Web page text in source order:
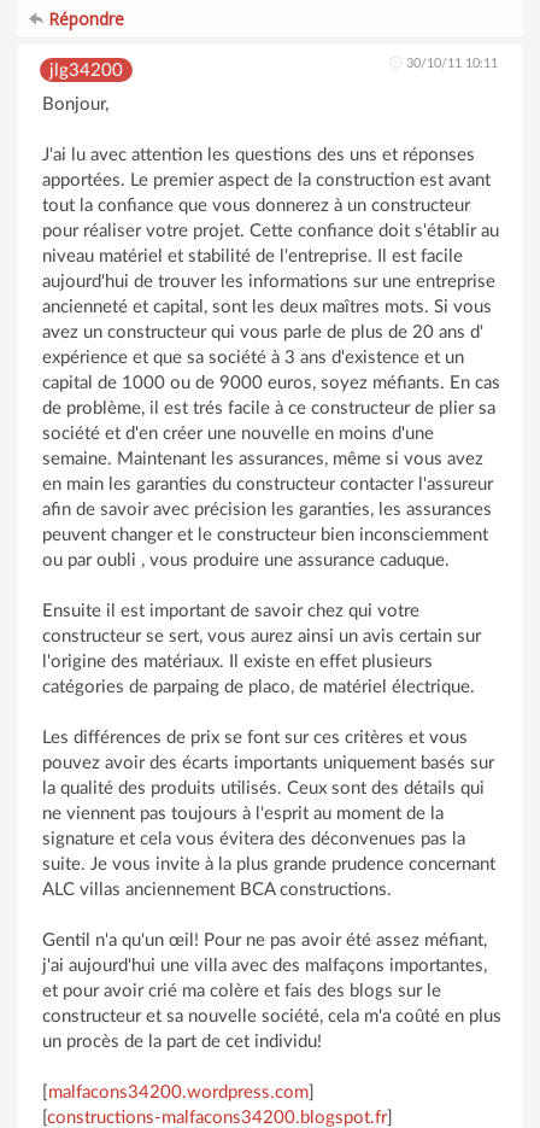
Répondre
jlg34200 30/10/11 10:11
Bonjour,
J'ai lu avec attention les questions des uns et réponses
apportées. Le premier aspect de la construction est avant
tout la confiance que vous donnerez à un constructeur
pour réaliser votre projet. Cette confiance doit s'établir au
niveau matériel et stabilité de l'entreprise. Il est facile
aujourd'hui de trouver les informations sur une entreprise
ancienneté et capital, sont les deux maîtres mots. Si vous
avez un constructeur qui vous parle de plus de 20 ans d'
expérience et que sa société à 3 ans d'existence et un
capital de 1000 ou de 9000 euros, soyez méfiants. En cas
de problème, il est trés facile à ce constructeur de plier sa
société et d'en créer une nouvelle en moins d'une
semaine. Maintenant les assurances, même si vous avez
en main les garanties du constructeur contacter l'assureur
afin de savoir avec précision les garanties, les assurances
peuvent changer et le constructeur bien inconsciemment
ou par oubli , vous produire une assurance caduque.
Ensuite il est important de savoir chez qui votre
constructeur se sert, vous aurez ainsi un avis certain sur
l'origine des matériaux. Il existe en effet plusieurs
catégories de parpaing de placo, de matériel électrique.
Les différences de prix se font sur ces critères et vous
pouvez avoir des écarts importants uniquement basés sur
la qualité des produits utilisés. Ceux sont des détails qui
ne viennent pas toujours à l'esprit au moment de la
signature et cela vous évitera des déconvenues pas la
suite. Je vous invite à la plus grande prudence concernant
ALC villas anciennement BCA constructions.
Gentil n'a qu'un œil! Pour ne pas avoir été assez méfiant,
j'ai aujourd'hui une villa avec des malfaçons importantes,
et pour avoir crié ma colère et fais des blogs sur le
constructeur et sa nouvelle société, cela m'a coûté en plus
un procès de la part de cet individu!
malfacons34200.wordpress.com
constructions-malfacons34200.blogspot.fr]